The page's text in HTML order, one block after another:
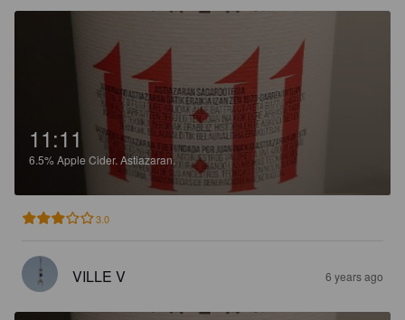
11:11
6.5%Apple Cider. Astiazaran.
3.0
VILLE V 6 years ago